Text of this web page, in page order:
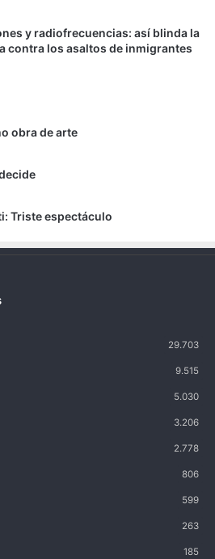
y radiofrecuencias: así blinda la
contra los asaltos de inmigrantes
obra de arte
Triste espectáculo
29.703
9.515
5.030
3.206
2.778
806
599
263
185